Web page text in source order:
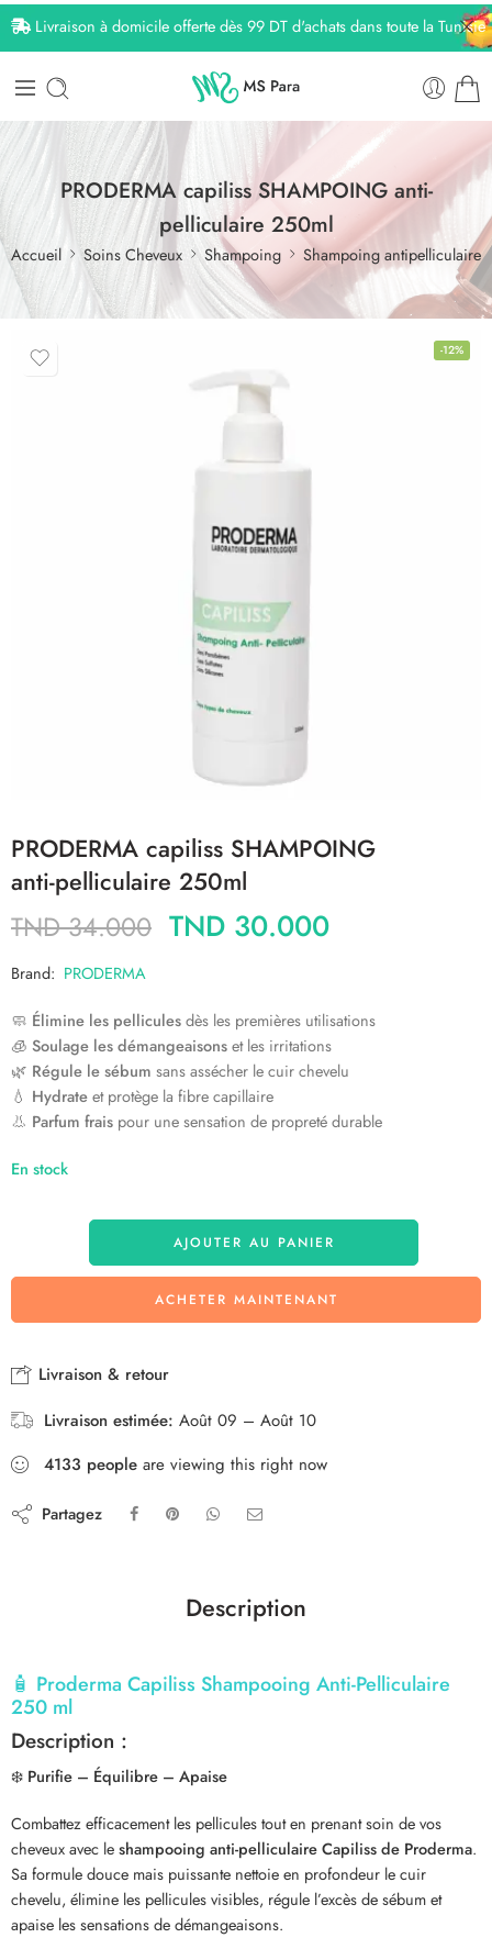
Livraison à domicile offerte dès 99 DT d'achats dans toute la Tunisie
PRODERMA capiliss SHAMPOING anti-
pelliculaire 250ml
Accueil Soins Cheveux Shampoing Shampoing antipelliculaire
-12%
PRODERMA capiliss SHAMPOING
anti-pelliculaire 250ml
TND34.000 TND 30.000
Brand: PRODERMA
🧼 Élimine les pelliculesdès les premières utilisations
🧊 Soulage les démangeaisonset les irritations
🌿 Régule le sébum sans assécher le cuir chevelu
💧 Hydrateet protège la fibre capillaire
👃 Parfum frais pour une sensation de propreté durable
En stock
AJOUTER AU PANIER
ACHETER MAINTENANT
Livraison & retour
Livraison estimée: Août 09 – Août 10
4133 people are viewing this right now
Partagez
Description
🧴 Proderma Capiliss Shampooing Anti-Pelliculaire
250 ml
Description :
❄️ Purifie – Équilibre – Apaise
Combattez efficacement les pellicules tout en prenant soin de vos
cheveux avec leshampooing anti-pelliculaire Capiliss de Proderma.
Sa formule douce mais puissante nettoie en profondeur le cuir
chevelu, élimine les pellicules visibles, régule l’excès de sébum et
apaise les sensations de démangeaisons.